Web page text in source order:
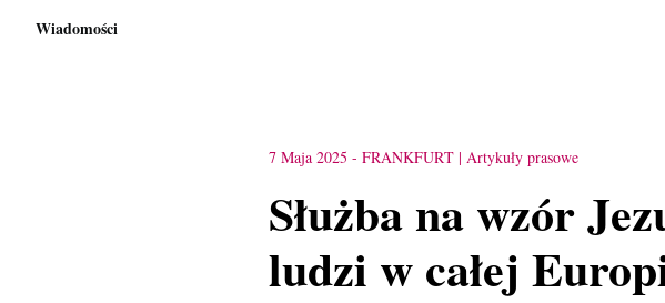
Wiadomości
7 Maja 2025 - FRANKFURT Artykuły prasowe
Służba na wzór
ludzi w całej